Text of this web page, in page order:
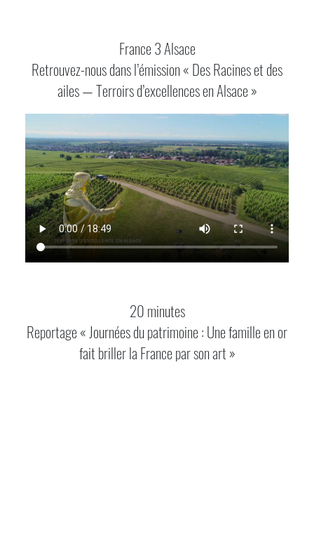
France 3 Alsace
Retrouvez-nous dans l’émission « Des Racines et des
ailes — Terroirs d’excellences en Alsace »
20 minutes
Reportage « Journées du patrimoine : Une famille en or
fait briller la France par son art »